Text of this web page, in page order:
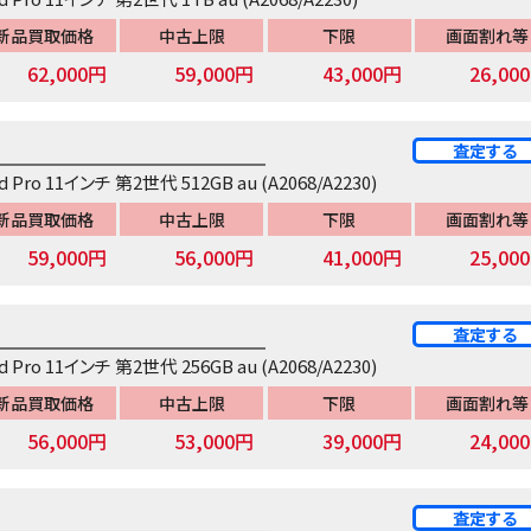
品買取価格
62,000円
中古上限
59,000円
下限
43,000円
画面割れ等
Pro 11インチ 第2世代 512GB au (A2068/A2230)
査定する
品買取価格
59,000円
中古上限
56,000円
下限
41,000円
画面割れ等
Pro 11インチ 第2世代 256GB au (A2068/A2230)
査定する
品買取価格
56,000円
中古上限
53,000円
下限
39,000円
画面割れ等
査定する